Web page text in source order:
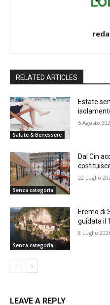
RELATED ARTICLES
Salute & Benessere
Estate
5 Agosto
Senza categoria
Dal Cin
22 Luglio
Senza categoria
Eremo di
guidata il
8 Luglio
LEAVE A REPLY